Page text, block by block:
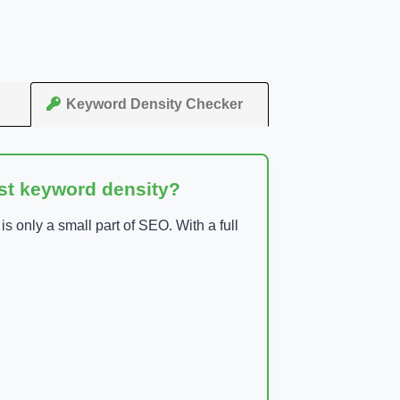
Keyword Density Checker
keyword density?
only a small part of SEO. With a full